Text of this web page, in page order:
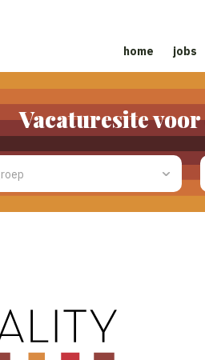
home jobs
Vacaturesite